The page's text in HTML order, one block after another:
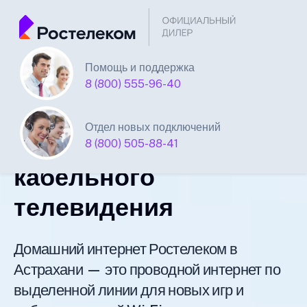
Помощь и поддержка
8 (800) 555-96-40
Отдел новых подключений
8 (800) 505-88-41
Единая Система
Подключений
нового интернета и
кабельного
телевидения
Домашний интернет Ростелеком в
Астрахани — это проводной интернет по
выделенной линии для новых игр и